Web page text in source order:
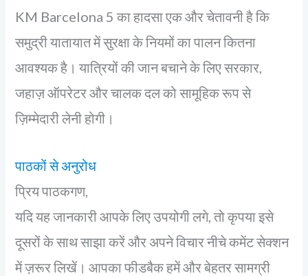
KM Barcelona 5 का हादसा एक और चेतावनी है कि
समुद्री यातायात में सुरक्षा के नियमों का पालन कितना
आवश्यक है। यात्रियों की जान बचाने के लिए सरकार,
जहाज़ ऑपरेटर और चालक दल को सामूहिक रूप से
ज़िम्मेदारी लेनी होगी।
पाठकों से अनुरोध
प्रिय पाठकगण,
यदि यह जानकारी आपके लिए उपयोगी लगे, तो कृपया इसे
दूसरों के साथ साझा करें और अपने विचार नीचे कमेंट सेक्शन
में ज़रूर लिखें। आपका फीडबैक हमें और बेहतर सामग्री